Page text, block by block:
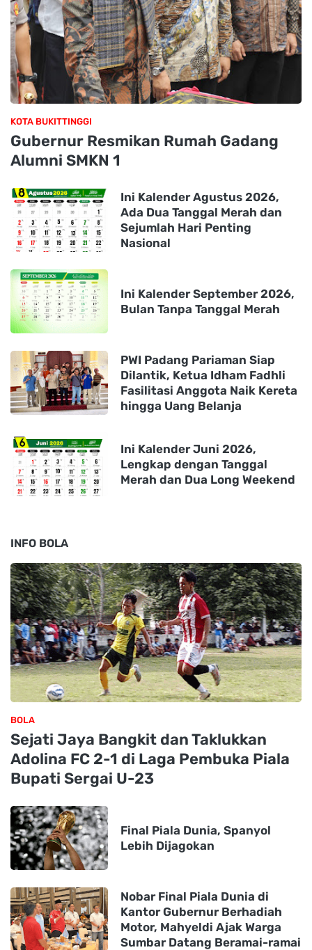
KOTA BUKITTINGGI
Gubernur Resmikan Rumah Gadang
Alumni SMKN 1
Ini Kalender Agustus 2026,
Ada Dua Tanggal Merah dan
Sejumlah Hari Penting
Nasional
Ini Kalender September 2026,
Bulan Tanpa Tanggal Merah
PWI Padang Pariaman Siap
Dilantik, Ketua Idham Fadhli
Fasilitasi Anggota Naik Kereta
hingga Uang Belanja
Ini Kalender Juni 2026,
Lengkap dengan Tanggal
Merah dan Dua Long Weekend
INFO BOLA
BOLA
Sejati Jaya Bangkit dan Taklukkan
Adolina FC 2-1 di Laga Pembuka Piala
Bupati Sergai U-23
Final Piala Dunia, Spanyol
Lebih Dijagokan
Nobar Final Piala Dunia di
Kantor Gubernur Berhadiah
Motor, Mahyeldi Ajak Warga
Sumbar Datang Beramai-ramai